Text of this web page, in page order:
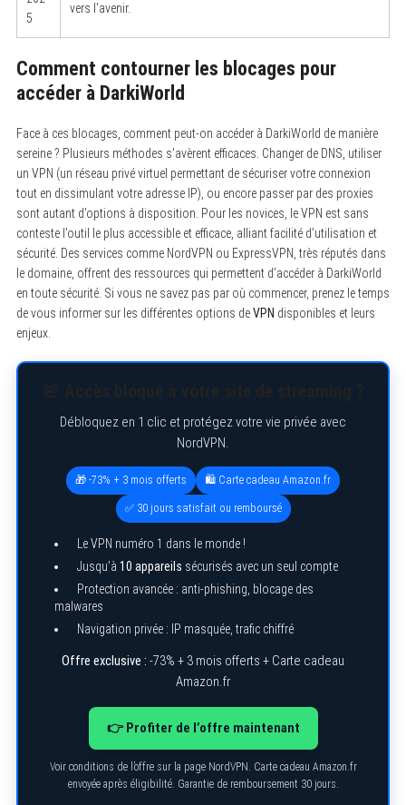
5
vers l’avenir.
Comment contourner les blocages pour
accéder à DarkiWorld
Face à ces blocages, comment peut-on accéder à DarkiWorld de manière
sereine ? Plusieurs méthodes s’avèrent efficaces. Changer de DNS, utiliser
un VPN (un réseau privé virtuel permettant de sécuriser votre connexion
tout en dissimulant votre adresse IP), ou encore passer par des proxies
sont autant d’options à disposition. Pour les novices, le VPN est sans
conteste l’outil le plus accessible et efficace, alliant facilité d’utilisation et
sécurité. Des services comme NordVPN ou ExpressVPN, très réputés dans
le domaine, offrent des ressources qui permettent d’accéder à DarkiWorld
en toute sécurité. Si vous ne savez pas par où commencer, prenez le temps
de vous informer sur les différentes options deVPN disponibles et leurs
enjeux.
Débloquez en 1 clic et protégez votre vie privée avec
NordVPN.
🎁 -73% + 3 mois offerts 🛍️ Carte cadeau Amazon.fr
✅ 30 jours satisfait ou remboursé
Le VPN numéro 1 dans le monde !
Jusqu’à 10 appareils sécurisés avec un seul compte
Protection avancée : anti-phishing, blocage des
malwares
Navigation privée : IP masquée, trafic chiffré
Offre exclusive : -73% + 3 mois offerts + Carte cadeau
Amazon.fr
👉 Profiter de l’offre maintenant
Voir conditions de l’offre sur la page NordVPN. Carte cadeau Amazon.fr
envoyée après éligibilité. Garantie de remboursement 30 jours.